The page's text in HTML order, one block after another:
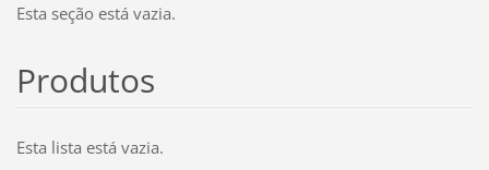
Esta seção está vazia.
Produtos
Esta lista está vazia.